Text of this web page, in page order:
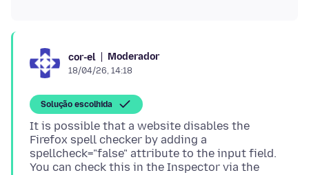
cor-el Moderador
18/04/26, 14:18
Solução escolhida
It is possible that a website disables the
Firefox spell checker by adding a
spellcheck="false" attribute to the input field.
You can check this in the Inspector via the